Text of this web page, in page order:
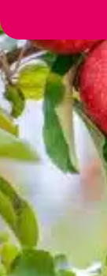
naar
inhoud